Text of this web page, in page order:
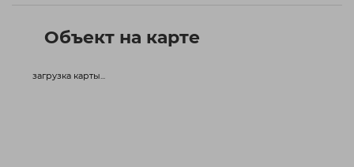
Объект на карте
загрузка карты...